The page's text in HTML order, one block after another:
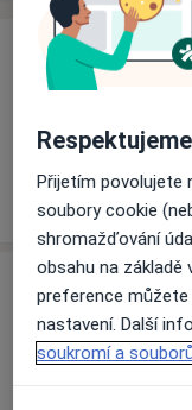
Ceník
Tento specialista
Adresa
Fakultní
V Úvalu 1/84,
Přijetím povolujete
soubory cookie
shromažďování
obsahu na základě
preference
nastavení. Další
soukromí a